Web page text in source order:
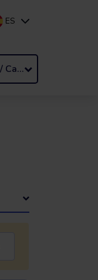
ES
Combustible / Cambio